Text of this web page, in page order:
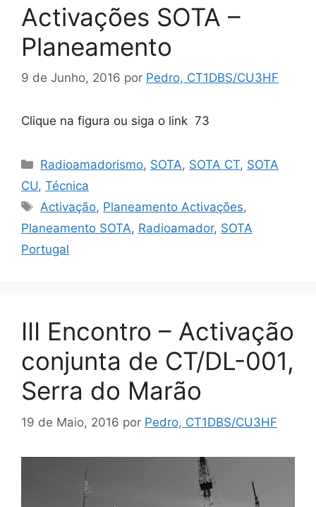
Activações SOTA –
Planeamento
9 de Junho, 2016 por Pedro, CT1DBS/CU3HF
Clique na figura ou siga o link 73
Categorias
Radioamadorismo, SOTA, SOTA CT, SOTA
CU, Técnica
Etiquetas
Activação, Planeamento Activações,
Planeamento SOTA, Radioamador, SOTA
Portugal
III Encontro – Activação
conjunta de CT/DL-001,
Serra do Marão
19 de Maio, 2016 por Pedro, CT1DBS/CU3HF